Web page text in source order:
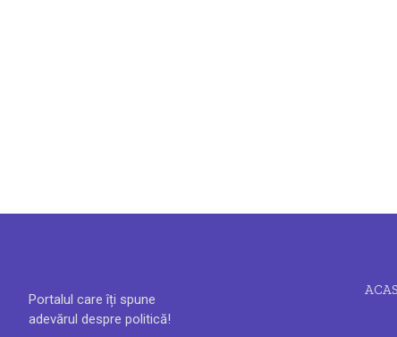
Portalul care îți spune
adevărul despre politică!